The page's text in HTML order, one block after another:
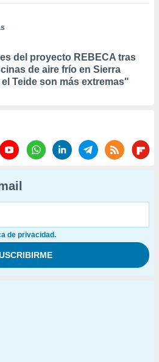
del proyecto REBECA tras
de aire frío en Sierra
Teide son más extremas"
de privacidad.